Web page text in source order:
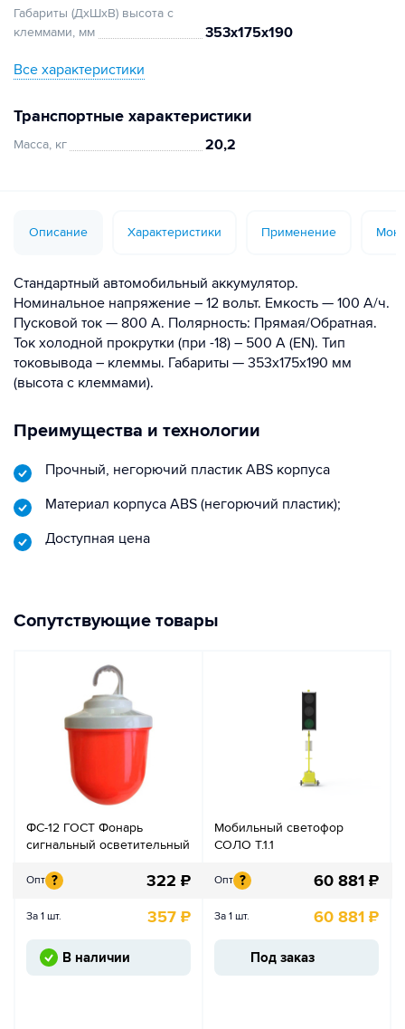
Габариты (ДхШхВ) высота с
клеммами, мм
353x175x190
Все характеристики
Транспортные характеристики
Масса, кг 20,2
Описание Характеристики Применение
Стандартный автомобильный аккумулятор.
Номинальное напряжение – 12 вольт. Емкость — 100 А/ч.
Пусковой ток — 800 А. Полярность: Прямая/Обратная.
Ток холодной прокрутки (при -18) – 500 А (EN). Тип
токовывода – клеммы. Габариты — 353x175x190 мм
(высота с клеммами).
Преимущества и технологии
Прочный, негорючий пластик АВS корпуса
Материал корпуса ABS (негорючий пластик);
Доступная цена
Сопутствующие товары
ФС-12 ГОСТ Фонарь
сигнальный осветительный
Опт ? 322 ₽
За 1 шт. 357 ₽
В наличии
Мобильный светофор
СОЛО Т.1.1
Опт ? 60 881 ₽
За 1 шт. 60 881 ₽
Под заказ